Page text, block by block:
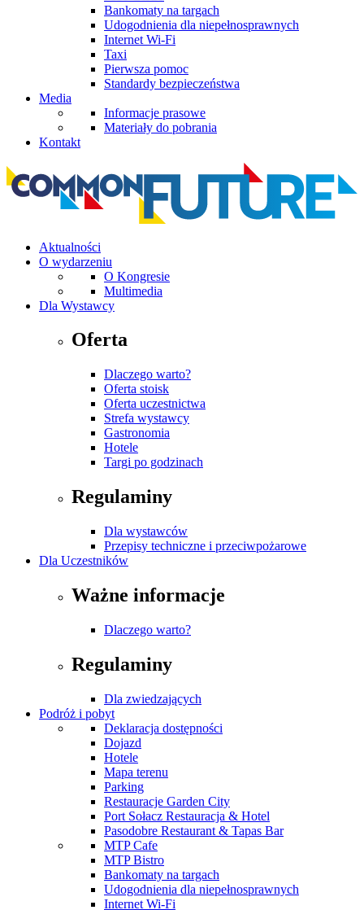
Bankomaty na targach
Udogodnienia dla niepełnosprawnych
Internet Wi-Fi
Taxi
Pierwsza pomoc
Standardy bezpieczeństwa
Media
Informacje prasowe
Materiały do pobrania
Kontakt
Aktualności
O wydarzeniu
O Kongresie
Multimedia
Dla Wystawcy
Oferta
Dlaczego warto?
Oferta stoisk
Oferta uczestnictwa
Strefa wystawcy
Gastronomia
Hotele
Targi po godzinach
Regulaminy
Dla wystawców
Przepisy techniczne i przeciwpożarowe
Dla Uczestników
Ważne informacje
Dlaczego warto?
Regulaminy
Dla zwiedzających
Podróż i pobyt
Deklaracja dostępności
Dojazd
Hotele
Mapa terenu
Parking
Restauracje Garden City
Port Sołacz Restauracja & Hotel
Pasodobre Restaurant & Tapas Bar
MTP Cafe
MTP Bistro
Bankomaty na targach
Udogodnienia dla niepełnosprawnych
Internet Wi-Fi